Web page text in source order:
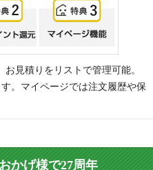
見積りをリストで管理可能。
。マイページでは注文履歴や保
かげ様で27周年